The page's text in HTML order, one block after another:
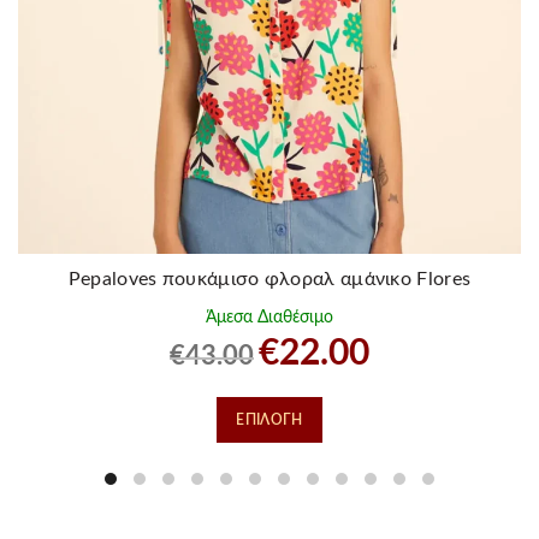
Pepaloves πουκάμισο φλοραλ αμάνικο Flores
Άμεσα Διαθέσιμο
€43.00
Original
price
was:
€43.00.
€22.00
ΕΠΙΛΟΓΉ
έχει